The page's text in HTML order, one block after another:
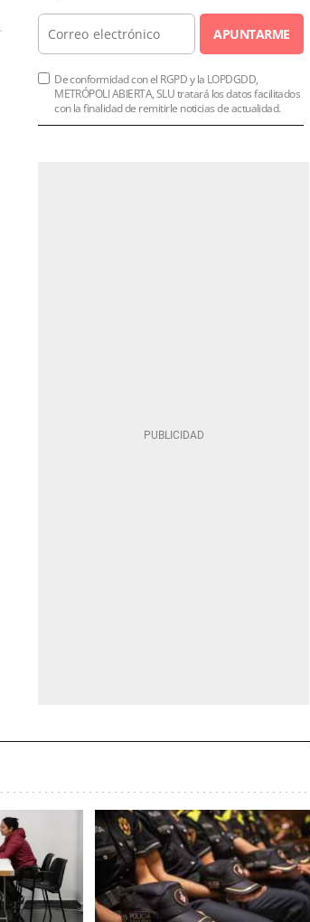
APUNTARME
De conformidad con el RGPD y la LOPDGDD,
METRÓPOLI ABIERTA, SLU tratará los datos facilitados
con la finalidad de remitirle noticias de actualidad.